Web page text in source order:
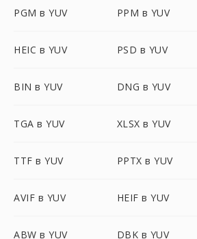
PGM в YUV PPM в YUV
HEIC в YUV PSD в YUV
BIN в YUV DNG в YUV
TGA в YUV XLSX в YUV
TTF в YUV PPTX в YUV
AVIF в YUV HEIF в YUV
ABW в YUV DBK в YUV